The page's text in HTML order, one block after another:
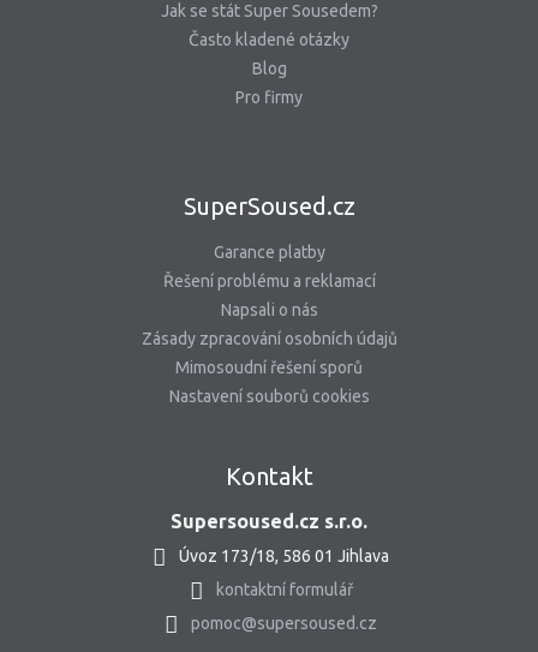
Jak se stát Super Sousedem?
Často kladené otázky
Blog
Pro firmy
SuperSoused.cz
Garance platby
Řešení problému a reklamací
Napsali o nás
Zásady zpracování osobních údajů
Mimosoudní řešení sporů
Nastavení souborů cookies
Kontakt
Supersoused.cz s.r.o.
Úvoz 173/18, 586 01 Jihlava
kontaktní formulář
pomoc@supersoused.cz